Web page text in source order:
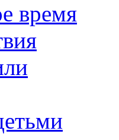
время